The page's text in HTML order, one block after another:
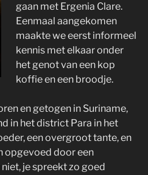
gaan met Ergenia Clare.
Eenmaal aangekomen
maakte we eerst informeel
kennis met elkaar onder
het genot van een kop
koffie en een broodje.
en getogen in Suriname,
in het district Para in het
een overgroot tante, en
opgevoed door een
je spreekt zo goed